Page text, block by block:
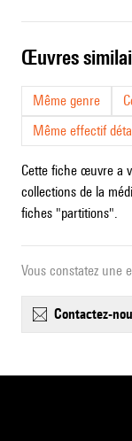
œuvres
Même genre
Même effectif
Cette fiche œuvre a
collections de la
fiches "partitions".
Vous constatez une
contactez-